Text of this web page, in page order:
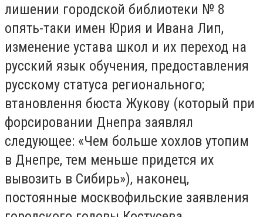
лишении городской библиотеки № 8
опять-таки имен Юрия и Ивана Лип,
изменение устава школ и их переход на
русский язык обучения, предоставления
русскому статуса регионального;
втановлення бюста Жукову (который при
форсировании Днепра заявлял
следующее: «Чем больше хохлов утопим
в Днепре, тем меньше придется их
вывозить в Сибирь»), наконец,
постоянные москвофильские заявления